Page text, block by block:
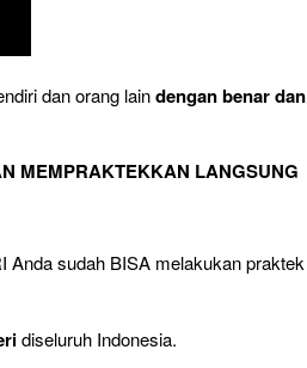
dan orang lain dengan benar dan
MEMPRAKTEKKAN LANGSUNG
Anda sudah BISA melakukan praktek
diseluruh Indonesia.